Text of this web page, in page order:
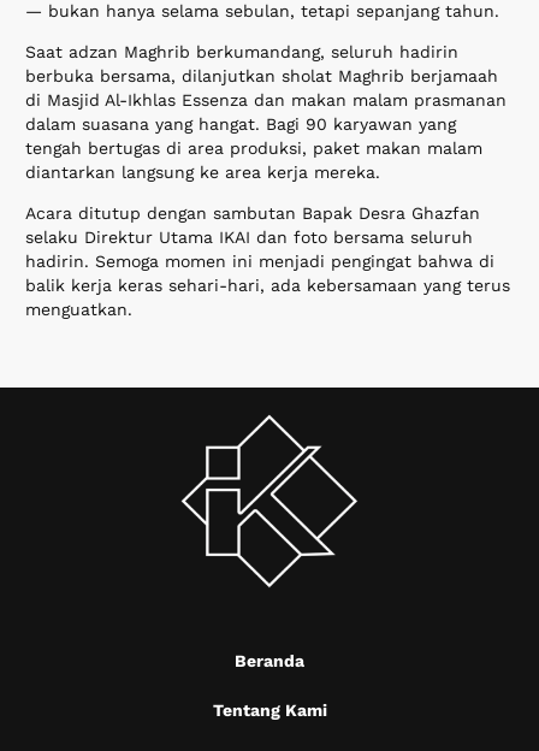
— bukan hanya selama sebulan, tetapi sepanjang tahun.
Saat adzan Maghrib berkumandang, seluruh hadirin
berbuka bersama, dilanjutkan sholat Maghrib berjamaah
di Masjid Al-Ikhlas Essenza dan makan malam prasmanan
dalam suasana yang hangat. Bagi 90 karyawan yang
tengah bertugas di area produksi, paket makan malam
diantarkan langsung ke area kerja mereka.
Acara ditutup dengan sambutan Bapak Desra Ghazfan
selaku Direktur Utama IKAI dan foto bersama seluruh
hadirin. Semoga momen ini menjadi pengingat bahwa di
balik kerja keras sehari-hari, ada kebersamaan yang terus
menguatkan.
Beranda
Tentang Kami